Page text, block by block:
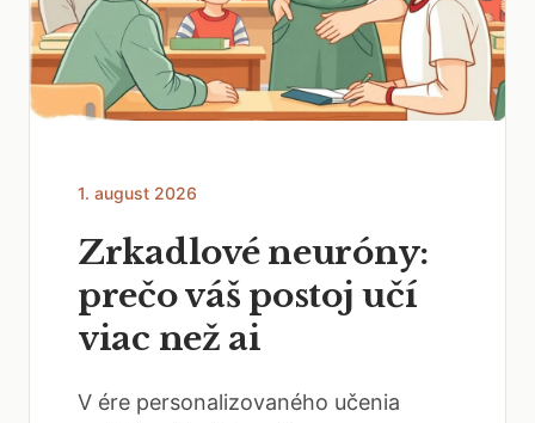
1. august 2026
Zrkadlové neuróny:
prečo váš postoj učí
viac než ai
V ére personalizovaného učenia